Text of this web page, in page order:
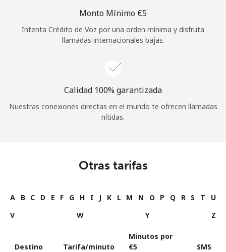
Monto Mínimo ⁦€5⁩
Intenta Crédito de Voz por una orden mínima y disfruta
llamadas internacionales bajas.
Calidad 100% garantizada
Nuestras conexiones directas en el mundo te ofrecen llamadas
nítidas.
Otras tarifas
A B C D E F G H I J K L M N O P Q R S T
U
V
W Y Z
Destino Tarifa/minuto
Minutos por
⁦€5⁩
SMS